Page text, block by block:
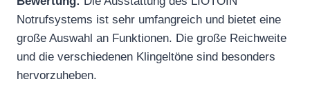
Notrufsystems ist sehr umfangreich und bietet eine
große Auswahl an Funktionen. Die große Reichweite
und die verschiedenen Klingeltöne sind besonders
hervorzuheben.